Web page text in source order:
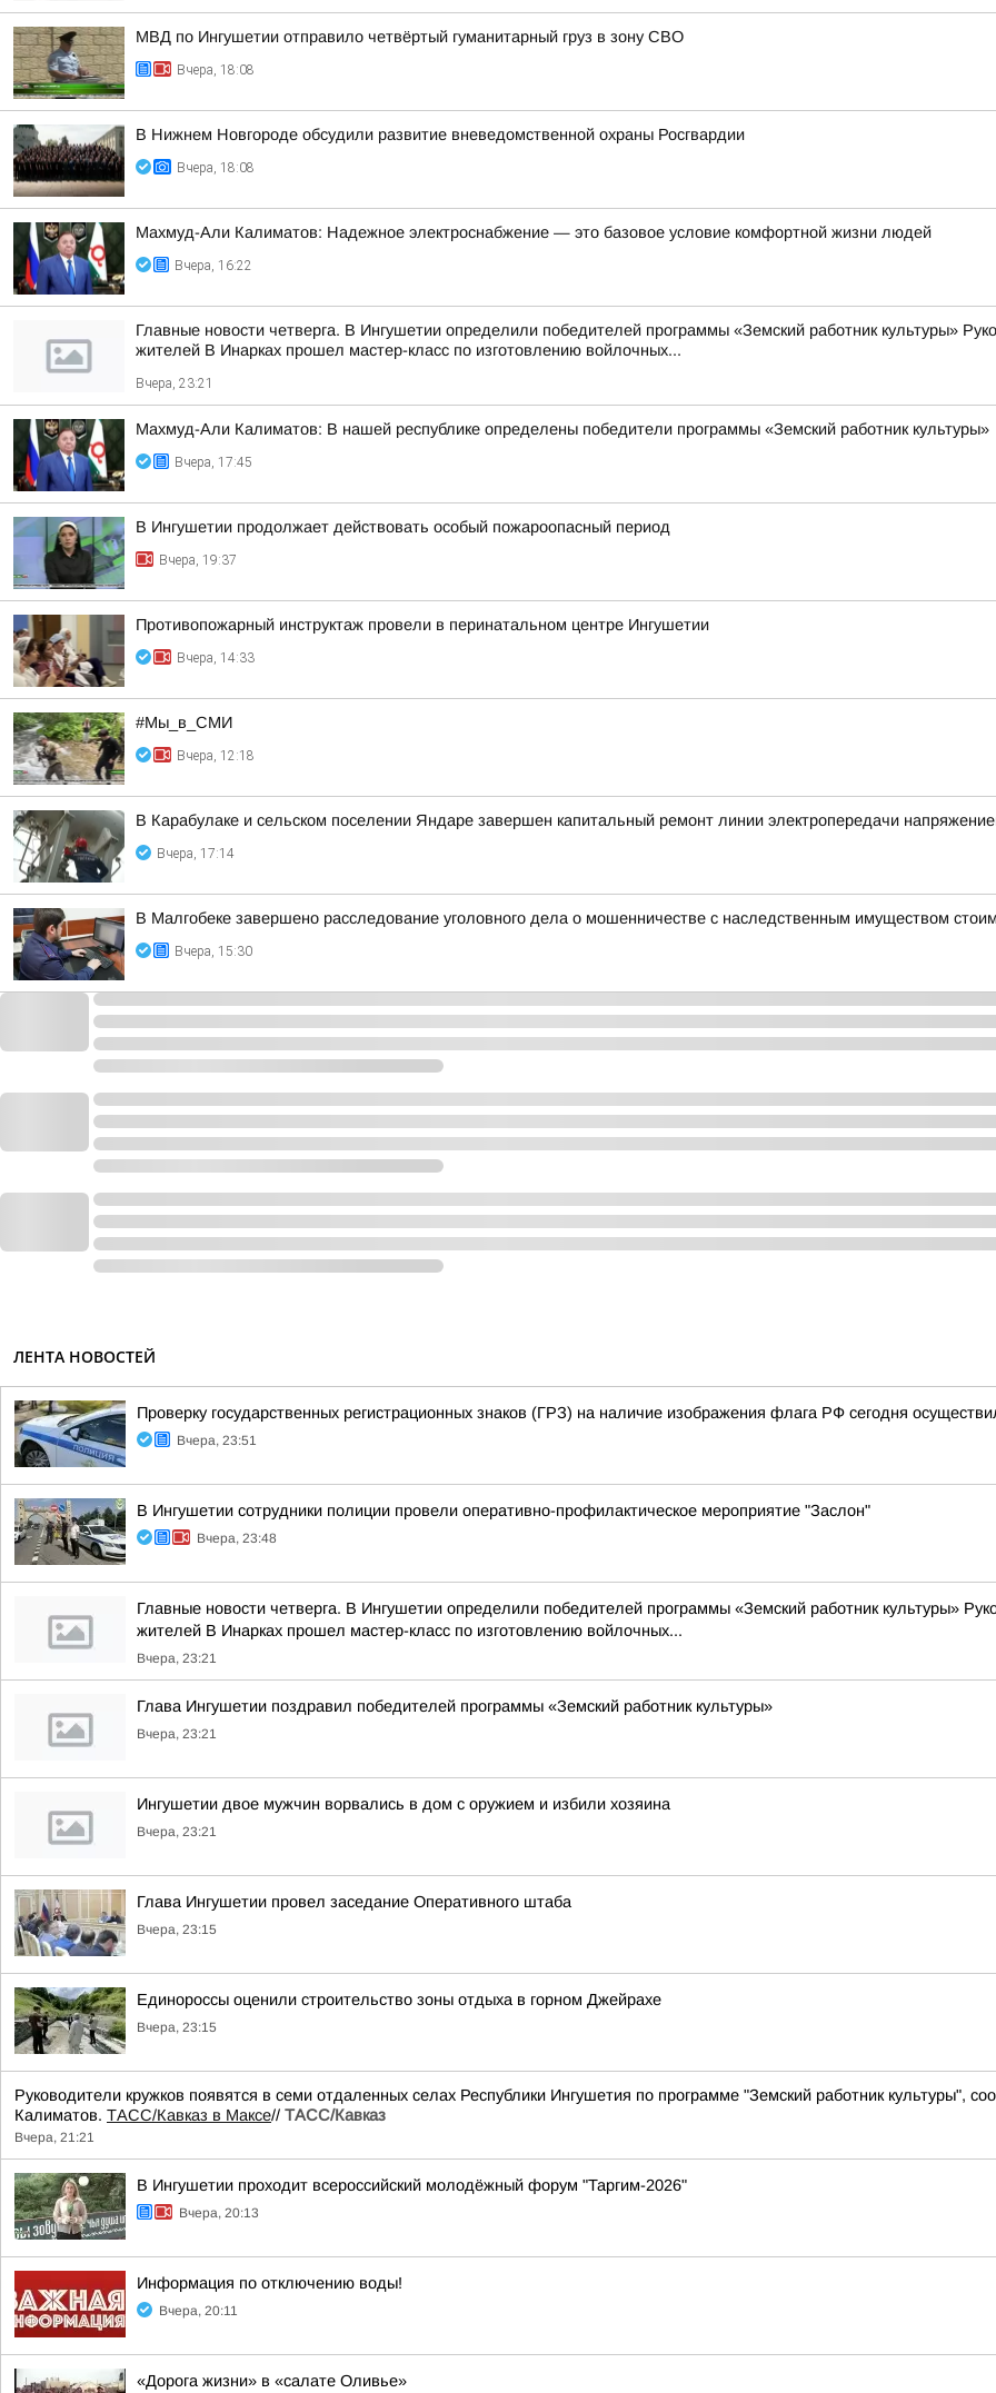
МВД по Ингушетии отправило четвёртый гуманитарный груз в зону СВО
Вчера, 18:08
В Нижнем Новгороде обсудили развитие вневедомственной охраны Росгвардии
Вчера, 18:08
Махмуд-Али Калиматов: Надежное электроснабжение — это базовое условие комфортной жизни людей
Вчера, 16:22
Главные новости четверга. В Ингушетии определили победителей программы «Земский работник культуры»
жителей В Инарках прошел мастер-класс по изготовлению войлочных...
Вчера, 23:21
Махмуд-Али Калиматов: В нашей республике определены победители программы «Земский работник культуры»
Вчера, 17:45
В Ингушетии продолжает действовать особый пожароопасный период
Вчера, 19:37
Противопожарный инструктаж провели в перинатальном центре Ингушетии
Вчера, 14:33
#Мы_в_СМИ
Вчера, 12:18
В Карабулаке и сельском поселении Яндаре завершен капитальный ремонт линии электропередачи
Вчера, 17:14
В Малгобеке завершено расследование уголовного дела о мошенничестве с наследственным имуществом
Вчера, 15:30
ЛЕНТА НОВОСТЕЙ
Проверку государственных регистрационных знаков (ГРЗ) на наличие изображения флага РФ сегодня
Вчера, 23:51
В Ингушетии сотрудники полиции провели оперативно-профилактическое мероприятие "Заслон"
Вчера, 23:48
Главные новости четверга. В Ингушетии определили победителей программы «Земский работник культуры»
жителей В Инарках прошел мастер-класс по изготовлению войлочных...
Вчера, 23:21
Глава Ингушетии поздравил победителей программы «Земский работник культуры»
Вчера, 23:21
Ингушетии двое мужчин ворвались в дом с оружием и избили хозяина
Вчера, 23:21
Глава Ингушетии провел заседание Оперативного штаба
Вчера, 23:15
Единороссы оценили строительство зоны отдыха в горном Джейрахе
Вчера, 23:15
Руководители кружков появятся в семи отдаленных селах Республики Ингушетия по программе "Земский работник культуры",
Калиматов. ТАСС/Кавказ в Максе// ТАСС/Кавказ
Вчера, 21:21
В Ингушетии проходит всероссийский молодёжный форум "Таргим-2026"
Вчера, 20:13
Информация по отключению воды!
Вчера, 20:11
«Дорога жизни» в «салате Оливье»